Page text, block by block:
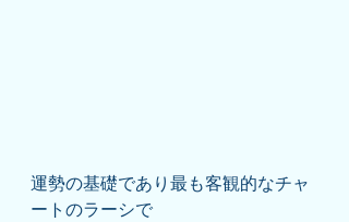
運勢の基礎であり最も客観的なチャ
ートのラーシで